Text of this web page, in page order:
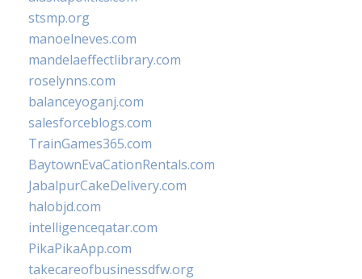
stsmp.org
manoelneves.com
mandelaeffectlibrary.com
roselynns.com
balanceyoganj.com
salesforceblogs.com
TrainGames365.com
BaytownEvaCationRentals.com
JabalpurCakeDelivery.com
halobjd.com
intelligenceqatar.com
PikaPikaApp.com
takecareofbusinessdfw.org